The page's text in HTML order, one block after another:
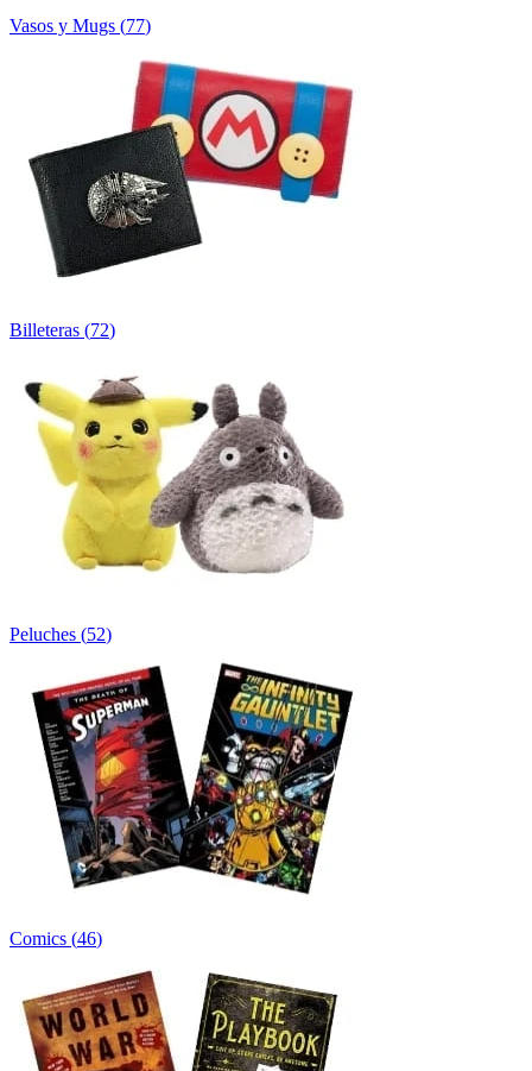
Vasos y Mugs (77)
Billeteras (72)
Peluches (52)
Comics (46)